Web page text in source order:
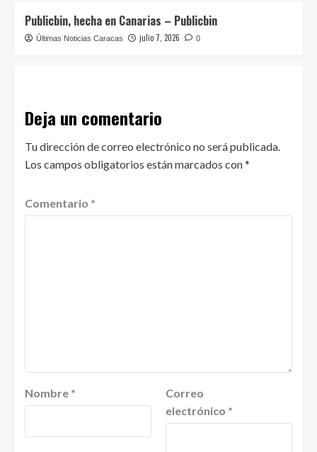
Publicbin, hecha en Canarias – Publicbin
Últimas Noticias Caracas julio 7, 2026 0
Deja un comentario
Tu dirección de correo electrónico no será publicada.
Los campos obligatorios están marcados con*
Comentario *
Nombre *
Correo
electrónico *